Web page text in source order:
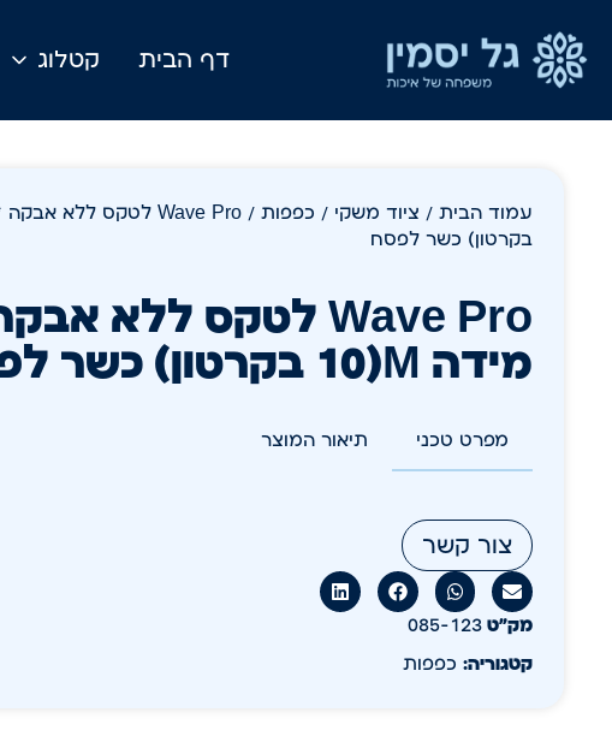
דף הבית קטלוג
עמוד הבית / ציוד משקי / כפפות
בקרטון) כשר לפסח
מידה M(10 בקרטון) כשר לפסח
מפרט טכני תיאור המוצר
צור קשר
מק״ט 085-123
קטגוריה: כפפות